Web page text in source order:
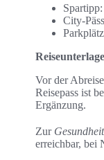
City-
Vor der
Reisepass ist
Ergänzung.
Zur
erreichbar, bei